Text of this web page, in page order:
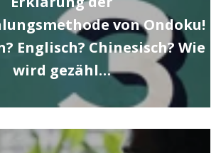
von Ondoku!
Englisch? Chinesisch? Wie
wird gezähl…